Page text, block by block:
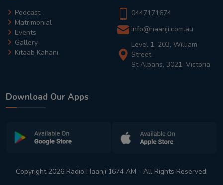
Podcast
Matrimonial
Events
Gallery
Kitaab Kahani
0447171674
info@haanji.com.au
Level 1, 203, William
Street,
St Albans, 3021, Victoria
Download Our Apps
Copyright 2026 Radio Haanji 1674 AM - All Rights Reserved.